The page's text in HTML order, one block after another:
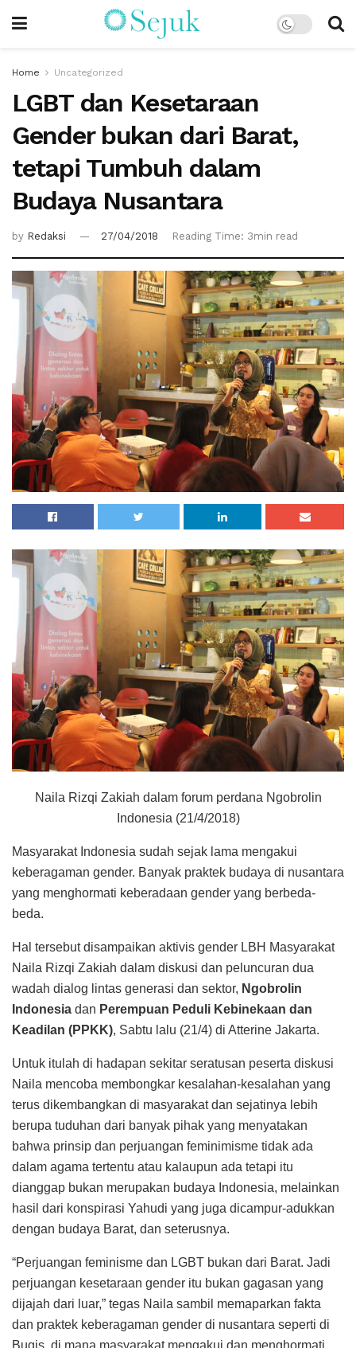
Home Uncategorized
LGBT dan Kesetaraan
Gender bukan dari Barat,
tetapi Tumbuh dalam
Budaya Nusantara
by Redaksi 27/04/2018 Reading Time: 3min read
Naila Rizqi Zakiah dalam forum perdana Ngobrolin
Indonesia (21/4/2018)
Masyarakat Indonesia sudah sejak lama mengakui
keberagaman gender. Banyak praktek budaya di nusantara
yang menghormati keberadaan gender yang berbeda-
beda.
Hal tersebut disampaikan aktivis gender LBH Masyarakat
Naila Rizqi Zakiah dalam diskusi dan peluncuran dua
wadah dialog lintas generasi dan sektor, Ngobrolin
Indonesia dan Perempuan Peduli Kebinekaan dan
Keadilan (PPKK), Sabtu lalu (21/4) di Atterine Jakarta.
Untuk itulah di hadapan sekitar seratusan peserta diskusi
Naila mencoba membongkar kesalahan-kesalahan yang
terus dikembangkan di masyarakat dan sejatinya lebih
berupa tuduhan dari banyak pihak yang menyatakan
bahwa prinsip dan perjuangan feminimisme tidak ada
dalam agama tertentu atau kalaupun ada tetapi itu
dianggap bukan merupakan budaya Indonesia, melainkan
hasil dari konspirasi Yahudi yang juga dicampur-adukkan
dengan budaya Barat, dan seterusnya.
“Perjuangan feminisme dan LGBT bukan dari Barat. Jadi
perjuangan kesetaraan gender itu bukan gagasan yang
dijajah dari luar,” tegas Naila sambil memaparkan fakta
dan praktek keberagaman gender di nusantara seperti di
Bugis, di mana masyarakat mengakui dan menghormati